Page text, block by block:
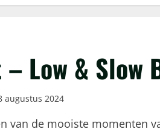
Low & Slow
augustus 2024
van de mooiste momenten